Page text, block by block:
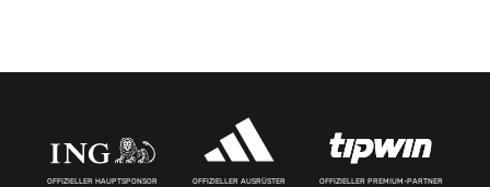
OFFIZIELLER HAUPTSPONSOR OFFIZIELLER AUSRÜSTER OFFIZIELLER PREMIUM-PARTNER